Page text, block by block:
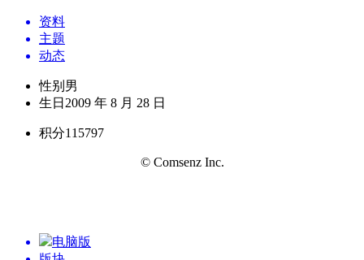
资料
主题
动态
性别 男
生日 2009 年 8 月 28 日
积分115797
© Comsenz Inc.
电脑版